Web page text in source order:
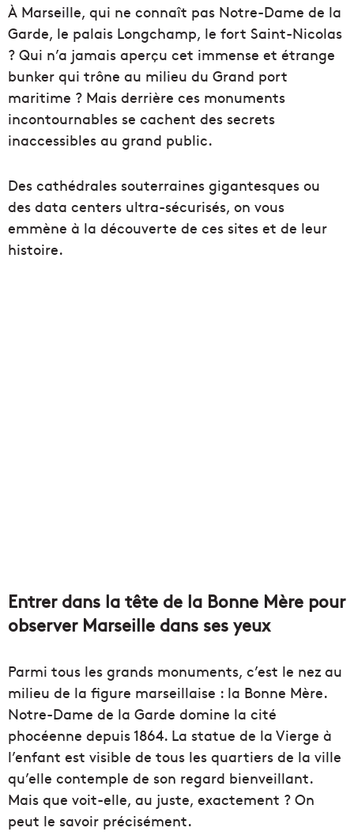
À Marseille, qui ne connaît pas Notre-Dame de la
Garde, le palais Longchamp, le fort Saint-Nicolas
? Qui n’a jamais aperçu cet immense et étrange
bunker qui trône au milieu du Grand port
maritime ? Mais derrière ces monuments
incontournables se cachent des secrets
inaccessibles au grand public.
Des cathédrales souterraines gigantesques ou
des data centers ultra-sécurisés, on vous
emmène à la découverte de ces sites et de leur
histoire.
Entrer dans la tête de la Bonne Mère pour
observer Marseille dans ses yeux
Parmi tous les grands monuments, c’est le nez au
milieu de la figure marseillaise : la Bonne Mère.
Notre-Dame de la Garde domine la cité
phocéenne depuis 1864. La statue de la Vierge à
l’enfant est visible de tous les quartiers de la ville
qu’elle contemple de son regard bienveillant.
Mais que voit-elle, au juste, exactement ? On
peut le savoir précisément.